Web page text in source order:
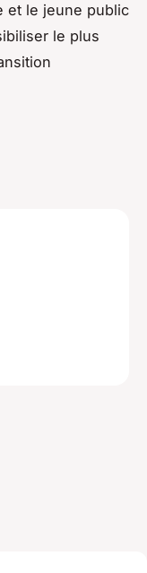
et le jeune public
le plus